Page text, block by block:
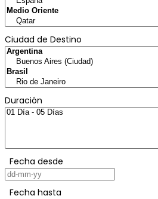
Ciudad de Destino
Duración
Fecha desde
Fecha hasta